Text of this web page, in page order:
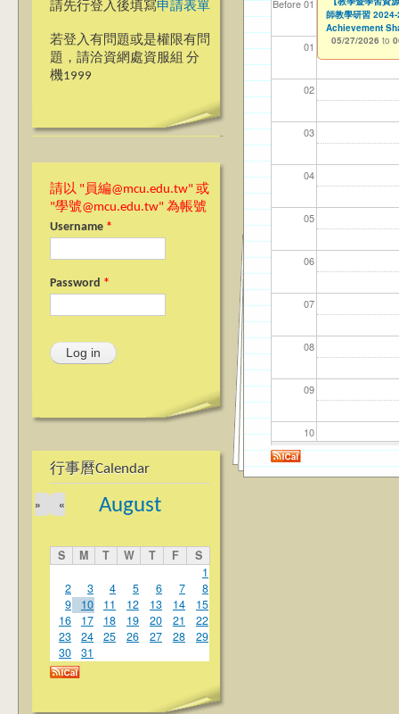
請先行登入後填寫申請表單
若登入有問題或是權限有問
題，請洽資網處資服組 分
機1999
請以 "員編@mcu.edu.tw" 或
"學號@mcu.edu.tw" 為帳號
Username *
Password *
行事曆Calendar
August
«
»
S M T W T F
S
1
2
3 4 5 6 7
8
9
10 11 12 13 14
15
16
17 18 19 20 21
22
23
24 25 26 27 28
29
30
31
Before 01
01
02
03
04
05
06
07
08
09
10
11
整合系統～表單
03/27/2013to
12/31/2027
11/12/2021to
07/31/2027
錄
11/15/2021to
07/31/2027
04/
02/
03/
07/
11/
11/
05/26/2026to
師教學研習
Achievement
05/27/2026 to